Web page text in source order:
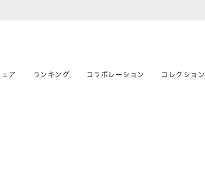
ェア ランキング コラボレーション コレクション